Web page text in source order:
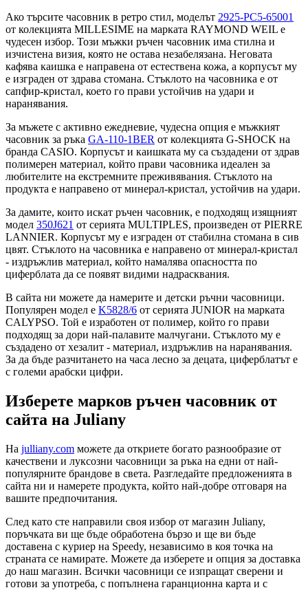
Ако търсите часовник в ретро стил, моделът 2925-PC5-65001
от колекцията MILLESIME на марката RAYMOND WEIL е
чудесен избор. Този мъжки ръчен часовник има стилна и
изчистена визия, която не остава незабелязана. Неговата
кафява каишка е направена от естествена кожа, а корпусът му
е изграден от здрава стомана. Стъклото на часовника е от
сапфир-кристал, което го прави устойчив на удари и
наранявания.
За мъжете с активно ежедневие, чудесна опция е мъжкият
часовник за ръка GA-110-1BER от колекцията G-SHOCK на
бранда CASIO. Корпусът и каишката му са създадени от здрав
полимерен материал, който прави часовника идеален за
любителите на екстремните преживявания. Стъклото на
продукта е направено от минерал-кристал, устойчив на удари.
За дамите, които искат ръчен часовник, е подходящ изящният
модел 350J621 от серията MULTIPLES, произведен от PIERRE
LANNIER. Корпусът му е изграден от стабилна стомана в сив
цвят. Стъклото на часовника е направено от минерал-кристал
- издръжлив материал, който намалява опасността по
циферблата да се появят видими надрасквания.
В сайта ни можете да намерите и детски ръчни часовници.
Популярен модел е K5828/6 от серията JUNIOR на марката
CALYPSO. Той е изработен от полимер, който го прави
подходящ за дори най-палавите малчугани. Стъклото му е
създадено от хезалит - материал, издръжлив на наранявания.
За да бъде разчитането на часа лесно за децата, циферблатът е
с големи арабски цифри.
Изберете марков ръчен часовник от
сайта на Juliany
На julliany.com можете да откриете богато разнообразие от
качествени и луксозни часовници за ръка на едни от най-
популярните брандове в света. Разгледайте предложенията в
сайта ни и намерете продукта, който най-добре отговаря на
вашите предпочитания.
След като сте направили своя избор от магазин Juliany,
поръчката ви ще бъде обработена бързо и ще ви бъде
доставена с куриер на Speedy, независимо в коя точка на
страната се намирате. Можете да изберете и опция за доставка
до наш магазин. Всички часовници се изпращат сверени и
готови за употреба, с попълнена гаранционна карта и с